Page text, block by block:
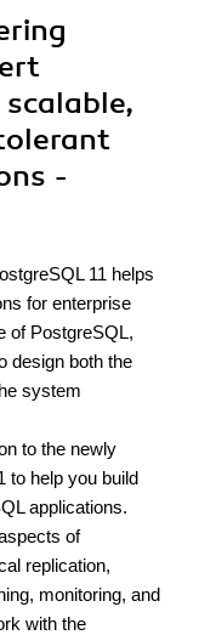
-
11 helps
for enterprise
of PostgreSQL,
design both the
system
to the newly
to help you build
applications.
of
replication,
monitoring, and
with the